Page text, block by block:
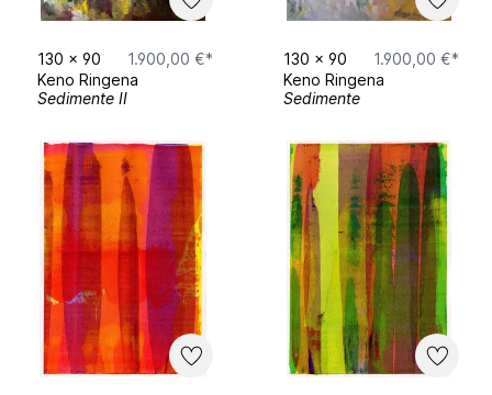
130 x 90
1.900,00 €*
Keno Ringena
Sedimente II
130 x 90
1.900,00 €*
Keno Ringena
Sedimente